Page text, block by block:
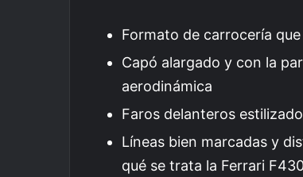
Formato de carrocería
Capó alargado y con la
aerodinámica
Faros delanteros
Líneas bien marcadas y
qué se trata la Ferrari